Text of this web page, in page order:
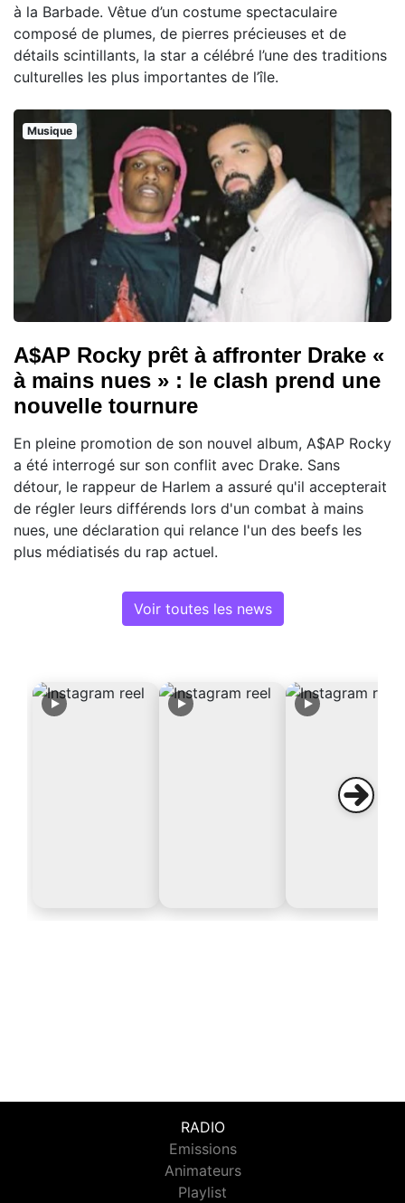
à la Barbade. Vêtue d’un costume spectaculaire
composé de plumes, de pierres précieuses et de
détails scintillants, la star a célébré l’une des traditions
culturelles les plus importantes de l’île.
Musique
A$AP Rocky prêt à affronter Drake «
à mains nues » : le clash prend une
nouvelle tournure
En pleine promotion de son nouvel album, A$AP Rocky
a été interrogé sur son conflit avec Drake. Sans
détour, le rappeur de Harlem a assuré qu'il accepterait
de régler leurs différends lors d'un combat à mains
nues, une déclaration qui relance l'un des beefs les
plus médiatisés du rap actuel.
Voir toutes les news
RADIO
Emissions
Animateurs
Playlist